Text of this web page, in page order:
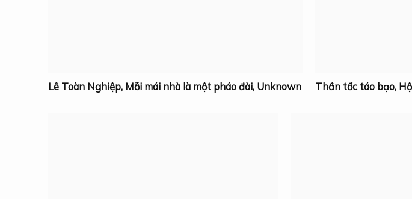
Lê Toàn Nghiệp, Mỗi mái nhà là một pháo đài, Unknown Thần tốc táo bạo,